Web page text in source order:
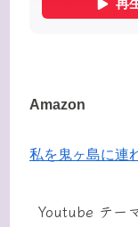
Amazon
私を鬼ヶ島に連
Youtube テー